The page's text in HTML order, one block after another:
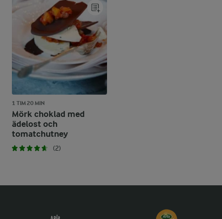
1 TIM 20 MIN
Mörk choklad med
ädelost och
tomatchutney
(2)